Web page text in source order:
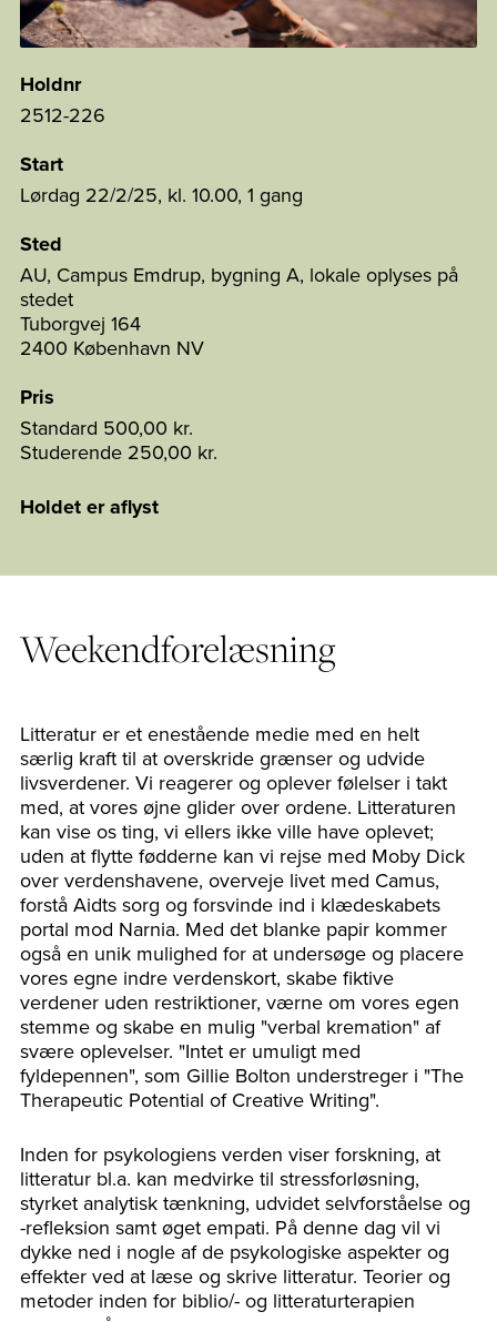
Holdnr
2512-226
Start
Lørdag 22/2/25, kl. 10.00, 1 gang
Sted
AU, Campus Emdrup, bygning A, lokale oplyses på
stedet
Tuborgvej 164
2400 København NV
Pris
Standard 500,00 kr.
Studerende 250,00 kr.
Holdet er aflyst
Weekendforelæsning
Litteratur er et enestående medie med en helt
særlig kraft til at overskride grænser og udvide
livsverdener. Vi reagerer og oplever følelser i takt
med, at vores øjne glider over ordene. Litteraturen
kan vise os ting, vi ellers ikke ville have oplevet;
uden at flytte fødderne kan vi rejse med Moby Dick
over verdenshavene, overveje livet med Camus,
forstå Aidts sorg og forsvinde ind i klædeskabets
portal mod Narnia. Med det blanke papir kommer
også en unik mulighed for at undersøge og placere
vores egne indre verdenskort, skabe fiktive
verdener uden restriktioner, værne om vores egen
stemme og skabe en mulig "verbal kremation" af
svære oplevelser. "Intet er umuligt med
fyldepennen", som Gillie Bolton understreger i "The
Therapeutic Potential of Creative Writing".
Inden for psykologiens verden viser forskning, at
litteratur bl.a. kan medvirke til stressforløsning,
styrket analytisk tænkning, udvidet selvforståelse og
-refleksion samt øget empati. På denne dag vil vi
dykke ned i nogle af de psykologiske aspekter og
effekter ved at læse og skrive litteratur. Teorier og
metoder inden for biblio/- og litteraturterapien